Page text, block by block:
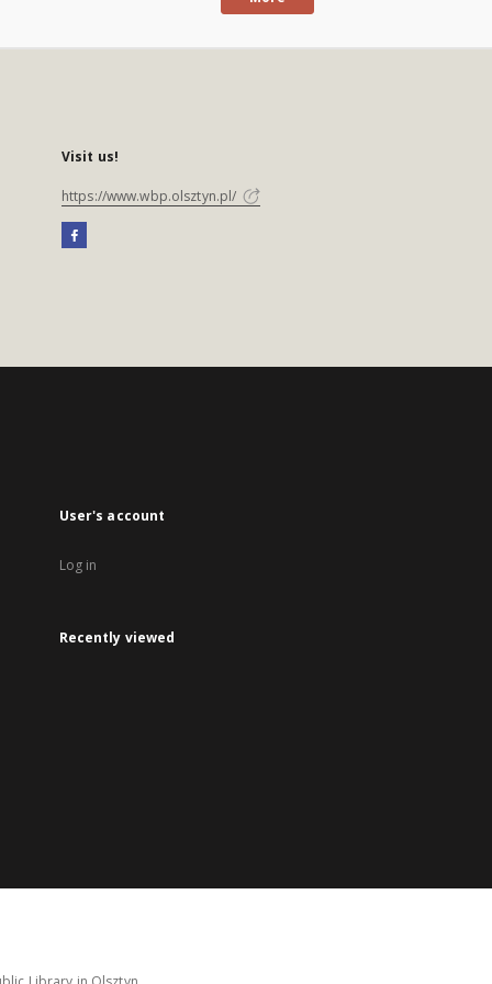
Visit us!
https://www.wbp.olsztyn.pl/
User's account
Log in
Recently viewed